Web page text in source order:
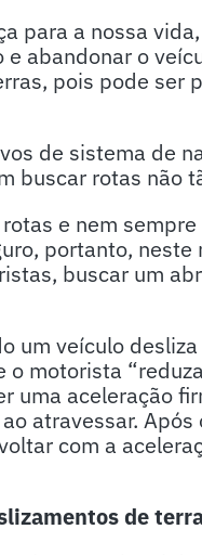
para a nossa
abandonar o
pois pode ser
de sistema de
buscar rotas não
e nem
portanto,
buscar um
um veículo
motorista
uma aceleração
atravessar.
com a
de